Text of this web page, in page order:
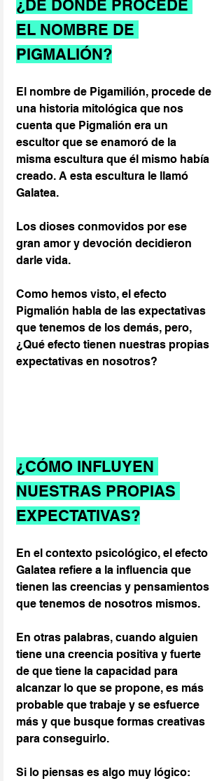
¿DE DÓNDE PROCEDE
EL NOMBRE DE
PIGMALIÓN?
El nombre de Pigamilión, procede de
una historia mitológica que nos
cuenta que Pigmalión era un
escultor que se enamoró de la
misma escultura que él mismo había
creado. A esta escultura le llamó
Galatea.
Los dioses conmovidos por ese
gran amor y devoción decidieron
darle vida.
Como hemos visto, el efecto
Pigmalión habla de las expectativas
que tenemos de los demás, pero,
¿Qué efecto tienen nuestras propias
expectativas en nosotros?
¿CÓMO INFLUYEN
NUESTRAS PROPIAS
EXPECTATIVAS?
En el contexto psicológico, el efecto
Galatea refiere a la influencia que
tienen las creencias y pensamientos
que tenemos de nosotros mismos.
En otras palabras, cuando alguien
tiene una creencia positiva y fuerte
de que tiene la capacidad para
alcanzar lo que se propone, es más
probable que trabaje y se esfuerce
más y que busque formas creativas
para conseguirlo.
Si lo piensas es algo muy lógico: